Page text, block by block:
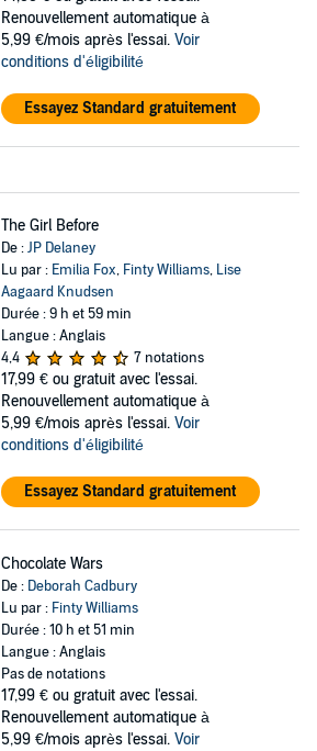
Renouvellement automatique à
5,99 €/mois après l'essai. Voir
conditions d'éligibilité
Essayez Standard gratuitement
The Girl Before
De :JP Delaney
Lu par : Emilia Fox, Finty Williams, Lise
Aagaard Knudsen
Durée : 9 h et 59 min
Langue : Anglais
4,4
7 notations
17,99 € ou gratuit avec l'essai.
Renouvellement automatique à
5,99 €/mois après l'essai. Voir
conditions d'éligibilité
Essayez Standard gratuitement
Chocolate Wars
De : Deborah Cadbury
Lu par : Finty Williams
Durée : 10 h et 51 min
Langue : Anglais
Pas de notations
17,99 € ou gratuit avec l'essai.
Renouvellement automatique à
5,99 €/mois après l'essai. Voir